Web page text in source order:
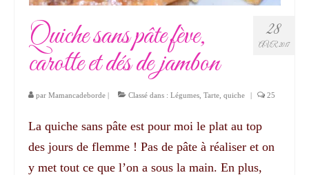
28
AVR 2017
Quiche sans pâte fève,
carotte et dés de jambon
par Mamancadeborde | Classé dans : Légumes Tarte, quiche | 25
La quiche sans pâte est pour moi le plat au top
des jours de flemme ! Pas de pâte à réaliser et on
y met tout ce que l’on a sous la main. En plus,